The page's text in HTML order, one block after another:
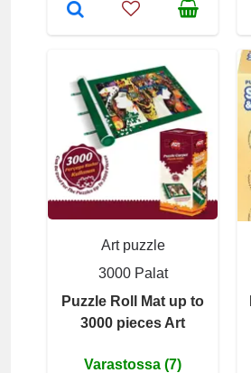
Art puzzle
3000 Palat
Puzzle Roll Mat up to
3000 pieces Art
Varastossa (7)